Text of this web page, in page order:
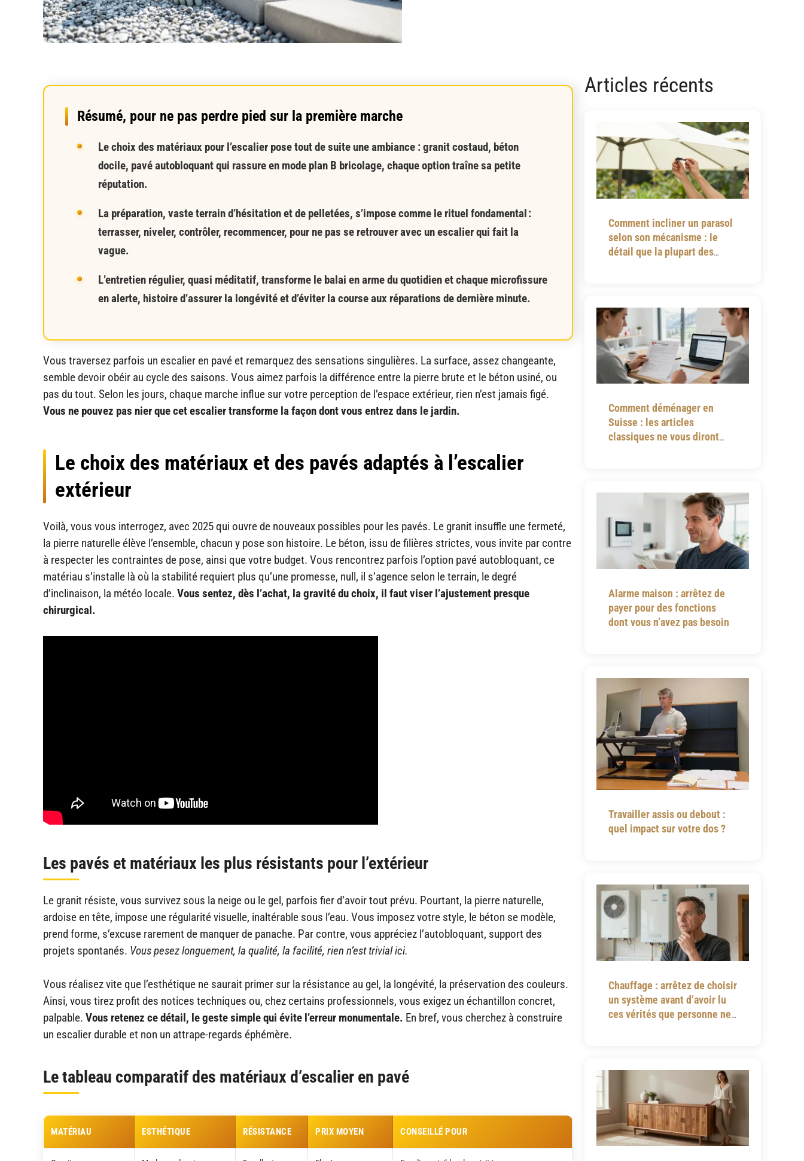
Résumé, pour ne pas perdre pied sur la première marche
Le choix des matériaux pour l’escalier pose tout de suite une ambiance : granit costaud, béton
docile, pavé autobloquant qui rassure en mode plan B bricolage, chaque option traîne sa petite
réputation.
La préparation, vaste terrain d’hésitation et de pelletées, s’impose comme le rituel fondamental :
terrasser, niveler, contrôler, recommencer, pour ne pas se retrouver avec un escalier qui fait la
vague.
L’entretien régulier, quasi méditatif, transforme le balai en arme du quotidien et chaque microfissure
en alerte, histoire d’assurer la longévité et d’éviter la course aux réparations de dernière minute.
Vous traversez parfois un escalier en pavé et remarquez des sensations singulières. La surface, assez changeante,
semble devoir obéir au cycle des saisons. Vous aimez parfois la différence entre la pierre brute et le béton usiné, ou
pas du tout. Selon les jours, chaque marche influe sur votre perception de l’espace extérieur, rien n’est jamais figé.
Vous ne pouvez pas nier que cet escalier transforme la façon dont vous entrez dans le jardin.
Le choix des matériaux et des pavés adaptés à l’escalier
extérieur
Voilà, vous vous interrogez, avec 2025 qui ouvre de nouveaux possibles pour les pavés. Le granit insuffle une fermeté,
la pierre naturelle élève l’ensemble, chacun y pose son histoire. Le béton, issu de filières strictes, vous invite par contre
à respecter les contraintes de pose, ainsi que votre budget. Vous rencontrez parfois l’option pavé autobloquant, ce
matériau s’installe là où la stabilité requiert plus qu’une promesse, null, il s’agence selon le terrain, le degré
d’inclinaison, la météo locale. Vous sentez, dès l’achat, la gravité du choix, il faut viser l’ajustement presque
chirurgical.
Les pavés et matériaux les plus résistants pour l’extérieur
Le granit résiste, vous survivez sous la neige ou le gel, parfois fier d’avoir tout prévu. Pourtant, la pierre naturelle,
ardoise en tête, impose une régularité visuelle, inaltérable sous l’eau. Vous imposez votre style, le béton se modèle,
prend forme, s’excuse rarement de manquer de panache. Par contre, vous appréciez l’autobloquant, support des
projets spontanés. Vous pesez longuement, la qualité, la facilité, rien n’est trivial ici.
Vous réalisez vite que l’esthétique ne saurait primer sur la résistance au gel, la longévité, la préservation des couleurs.
Ainsi, vous tirez profit des notices techniques ou, chez certains professionnels, vous exigez un échantillon concret,
palpable. Vous retenez ce détail, le geste simple qui évite l’erreur monumentale. En bref, vous cherchez à construire
un escalier durable et non un attrape-regards éphémère.
Le tableau comparatif des matériaux d’escalier en pavé
MATÉRIAU ESTHÉTIQUE RÉSISTANCE PRIX MOYEN CONSEILLÉ POUR
Articles récents
Comment incliner un parasol
selon son mécanisme : le
détail que la plupart des
Comment déménager en
Suisse : les articles
classiques ne vous diront
Alarme maison : arrêtez de
payer pour des fonctions
dont vous n’avez pas besoin
Travailler assis ou debout :
quel impact sur votre dos ?
Chauffage : arrêtez de choisir
un système avant d’avoir lu
ces vérités que personne ne